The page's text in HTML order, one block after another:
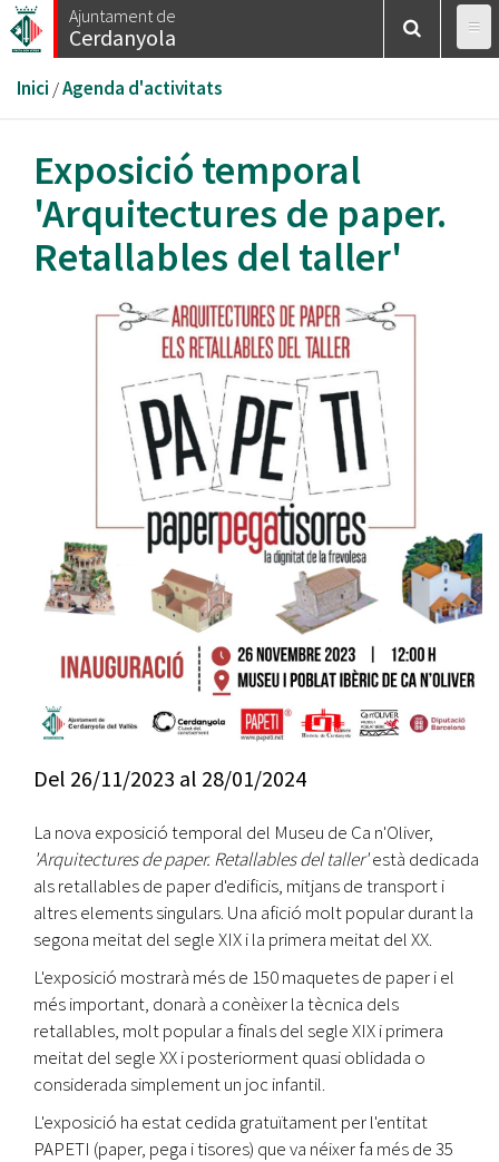
Vés
al
Ajuntament de
Cerdanyola
Esteu
aquí
Inici /Agenda d'activitats
Exposició temporal
'Arquitectures de paper.
Retallables del taller'
Del 26/11/2023 al 28/01/2024
La nova exposició temporal del Museu de Ca n'Oliver,
'Arquitectures de paper. Retallables del taller'està dedicada
als retallables de paper d'edificis, mitjans de transport i
altres elements singulars. Una afició molt popular durant la
segona meitat del segle XIX i la primera meitat del XX.
L'exposició mostrarà més de 150 maquetes de paper i el
més important, donarà a conèixer la tècnica dels
retallables, molt popular a finals del segle XIX i primera
meitat del segle XX i posteriorment quasi oblidada o
considerada simplement un joc infantil.
L'exposició ha estat cedida gratuïtament per l'entitat
PAPETI (paper, pega i tisores) que va néixer fa més de 35